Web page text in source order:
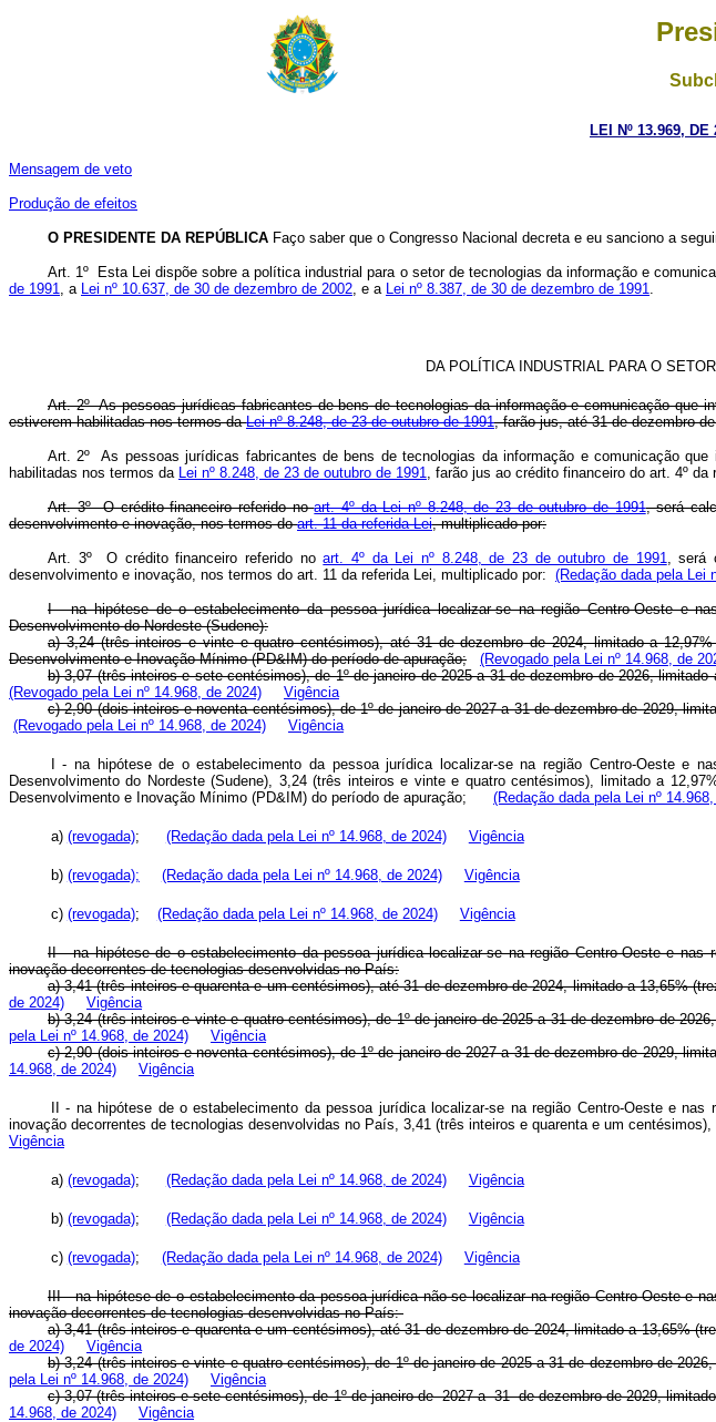
LEI Nº 13.969,
Mensagem de veto
Produção de efeitos
O PRESIDENTE DA REPÚBLICA Faço saber que o Congresso Nacional decreta e eu sanciono a
Art. 1º Esta Lei dispõe sobre a política industrial para o setor de tecnologias da informação e
de 1991, a Lei nº 10.637, de 30 de dezembro de 2002, e a Lei nº 8.387, de 30 de dezembro de 1991.
DA POLÍTICA INDUSTRIAL PARA O
Art. 2º As pessoas jurídicas fabricantes de bens de tecnologias da informação e comunicação que
estiverem habilitadas nos termos daLei nº 8.248, de 23 de outubro de 1991, farão jus, até 31 de dezembro
Art. 2º As pessoas jurídicas fabricantes de bens de tecnologias da informação e comunicação
habilitadas nos termos da Lei nº 8.248, de 23 de outubro de 1991, farão jus ao crédito financeiro do art. 4º
Art. 3º O crédito financeiro referido noart. 4º da Lei nº 8.248, de 23 de outubro de 1991, será
desenvolvimento e inovação, nos termos doart. 11 da referida Lei, multiplicado por:
Art. 3º O crédito financeiro referido noart. 4º da Lei nº 8.248, de 23 de outubro de 1991, será
desenvolvimento e inovação, nos termos do art. 11 da referida Lei, multiplicado por: (Redação dada pela Lei
I - na hipótese de o estabelecimento da pessoa jurídica localizar-se na região Centro-Oeste e
Desenvolvimento do Nordeste (Sudene):
a) 3,24 (três inteiros e vinte e quatro centésimos), até 31 de dezembro de 2024, limitado a
Desenvolvimento e Inovação Mínimo (PD&IM) do período de apuração;
(Revogado pela Lei nº 14.968, de
b) 3,07 (três inteiros e sete centésimos), de 1º de janeiro de 2025 a 31 de dezembro de 2026,
(Revogado pela Lei nº 14.968, de 2024)
Vigência
c) 2,90 (dois inteiros e noventa centésimos), de 1º de janeiro de 2027 a 31 de dezembro de 2029,
(Revogado pela Lei nº 14.968, de 2024)
Vigência
I - na hipótese de o estabelecimento da pessoa jurídica localizar-se na região Centro-Oeste e
Desenvolvimento do Nordeste (Sudene), 3,24 (três inteiros e vinte e quatro centésimos), limitado a
Desenvolvimento e Inovação Mínimo (PD&IM) do período de apuração; (Redação dada pela Lei nº
a) (revogada); (Redação dada pela Lei nº 14.968, de 2024) Vigência
b) (revogada); (Redação dada pela Lei nº 14.968, de 2024) Vigência
c) (revogada); (Redação dada pela Lei nº 14.968, de 2024) Vigência
II - na hipótese de o estabelecimento da pessoa jurídica localizar-se na região Centro-Oeste e
inovação decorrentes de tecnologias desenvolvidas no País:
a) 3,41 (três inteiros e quarenta e um centésimos), até 31 de dezembro de 2024, limitado a 13,65%
de 2024)
Vigência
b) 3,24 (três inteiros e vinte e quatro centésimos), de 1º de janeiro de 2025 a 31 de dezembro de
pela Lei nº 14.968, de 2024)
Vigência
c) 2,90 (dois inteiros e noventa centésimos), de 1º de janeiro de 2027 a 31 de dezembro de 2029,
14.968, de 2024)
Vigência
II - na hipótese de o estabelecimento da pessoa jurídica localizar-se na região Centro-Oeste e
inovação decorrentes de tecnologias desenvolvidas no País, 3,41 (três inteiros e quarenta e um
Vigência
a) (revogada); (Redação dada pela Lei nº 14.968, de 2024) Vigência
b) (revogada); (Redação dada pela Lei nº 14.968, de 2024) Vigência
c) (revogada); (Redação dada pela Lei nº 14.968, de 2024) Vigência
III - na hipótese de o estabelecimento da pessoa jurídica não se localizar na região Centro-Oeste e
inovação decorrentes de tecnologias desenvolvidas no País:
a) 3,41 (três inteiros e quarenta e um centésimos), até 31 de dezembro de 2024, limitado a 13,65%
de 2024)
Vigência
b) 3,24 (três inteiros e vinte e quatro centésimos), de 1º de janeiro de 2025 a 31 de dezembro de
pela Lei nº 14.968, de 2024)
Vigência
c) 3,07 (três inteiros e sete centésimos), de 1º de janeiro de 2027 a 31 de dezembro de 2029,
14.968, de 2024)
Vigência